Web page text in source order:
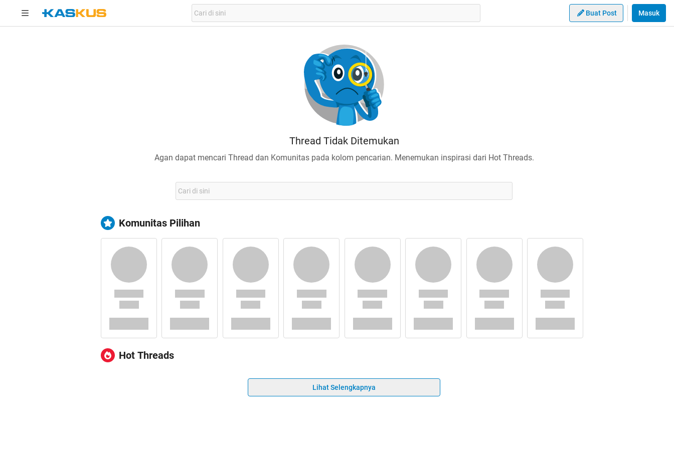
Buat Post Masuk
Thread Tidak Ditemukan
Agan dapat mencari Thread dan Komunitas pada kolom pencarian. Menemukan inspirasi dari Hot Threads.
Komunitas Pilihan
Hot Threads
Lihat Selengkapnya